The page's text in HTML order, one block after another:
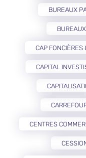
BUREAUX
CAP FONCIÈRES
CAPITAL
CENTRES